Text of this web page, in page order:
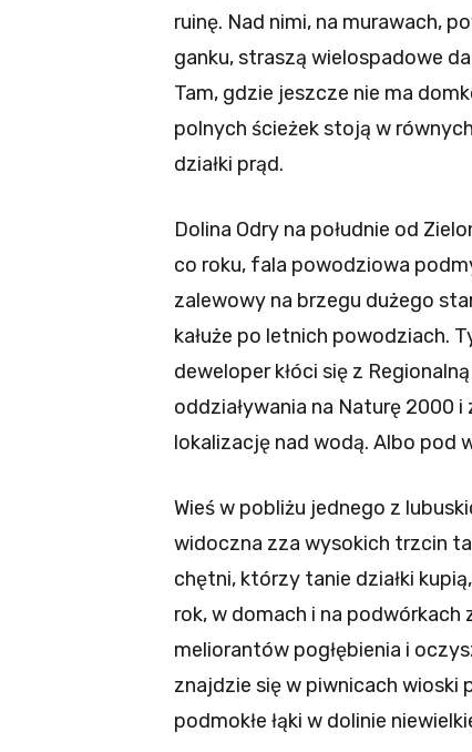
ruinę. Nad nimi, na murawach,
ganku, straszą wielospadowe
Tam, gdzie jeszcze nie ma
polnych ścieżek stoją w
działki prąd.
Dolina Odry na południe od
co roku, fala powodziowa
zalewowy na brzegu dużego
kałuże po letnich powodziach.
deweloper kłóci się z
oddziaływania na Naturę 2000
lokalizację nad wodą. Albo pod
Wieś w pobliżu jednego z
widoczna zza wysokich trzcin
chętni, którzy tanie działki
rok, w domach i na
meliorantów pogłębienia i
znajdzie się w piwnicach wioski
podmokłe łąki w dolinie